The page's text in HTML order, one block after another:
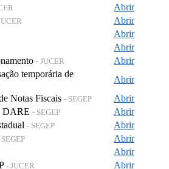
Abrir
Abrir
Abrir
Abrir
- JUCER
Abrir
temporária de
Abrir
Notas Fiscais - SEGEP
Abrir
DARE - SEGEP
Abrir
- SEGEP
Abrir
Abrir
Abrir
- JUCER Abrir